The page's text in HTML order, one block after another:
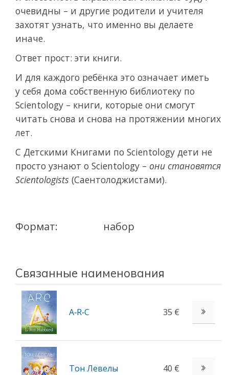
очевидны – и другие родители и учителя
захотят узнать, что именно вы делаете
иначе.
Ответ прост: эти книги.
И для каждого ребёнка это означает иметь
у себя дома собственную библиотеку по
Scientology – книги, которые они смогут
читать снова и снова на протяжении многих
лет.
С Детскими Книгами по Scientology дети не
просто узнают о Scientology – они становятся
Scientologists (Саентолоджистами).
Формат: набор
Связанные наименования
A‑R‑C 35 €
Тон Левелы 40 €